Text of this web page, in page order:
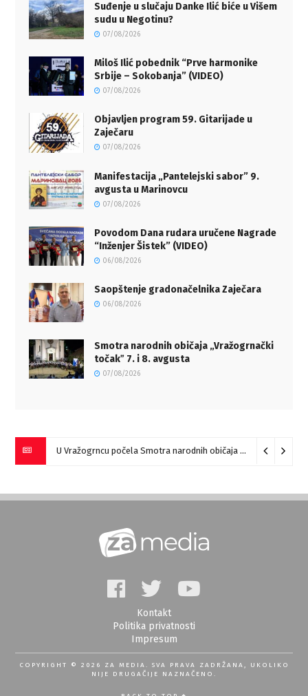
Suđenje u slučaju Danke Ilić biće u Višem
sudu u Negotinu?
07/08/2026
Miloš Ilić pobednik “Prve harmonike
Srbije – Sokobanja” (VIDEO)
07/08/2026
Objavljen program 59. Gitarijade u
Zaječaru
07/08/2026
Manifestacija „Pantelejski sabor” 9.
avgusta u Marinovcu
07/08/2026
Povodom Dana rudara uručene Nagrade
“Inženjer Šistek” (VIDEO)
06/08/2026
Saopštenje gradonačelnika Zaječara
06/08/2026
Smotra narodnih običaja „Vražogrnački
točakˮ 7. i 8. avgusta
07/08/2026
U Vražogrncu počela Smotra narodnih običaja „Vražogrnački točak“
Kontakt
Politika privatnosti
Impresum
COPYRIGHT © 2026 ZA MEDIA. SVA PRAVA ZADRŽANA, UKOLIKO
NIJE DRUGAČIJE NAZNAČENO.